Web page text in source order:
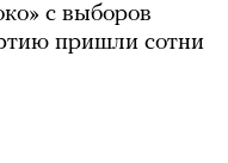
с выборов
пришли сотни